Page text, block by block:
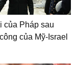
của Pháp sau
của Mỹ-Israel